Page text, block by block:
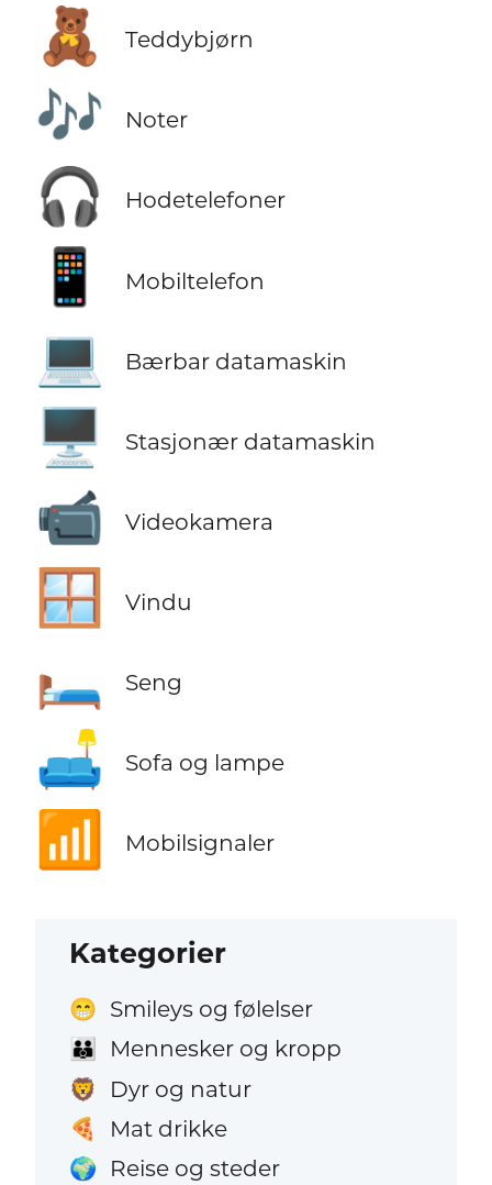
🧸 Teddybjørn
🎶 Noter
🎧 Hodetelefoner
📱 Mobiltelefon
💻 Bærbar datamaskin
🖥️ Stasjonær datamaskin
📹 Videokamera
🪟 Vindu
🛏️ Seng
🛋️ Sofa og lampe
📶 Mobilsignaler
Kategorier
😁 Smileys og følelser
👪 Mennesker og kropp
🦁 Dyr og natur
🍕 Mat drikke
🌍 Reise og steder